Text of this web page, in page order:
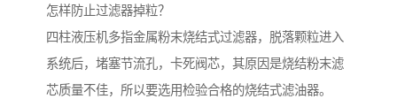
怎样防止过滤器掉粒？
四柱液压机多指金属粉末烧结式过滤器，脱落颗粒进入
系统后，堵塞节流孔，卡死阀芯，其原因是烧结粉末滤
芯质量不佳，所以要选用检验合格的烧结式滤油器。